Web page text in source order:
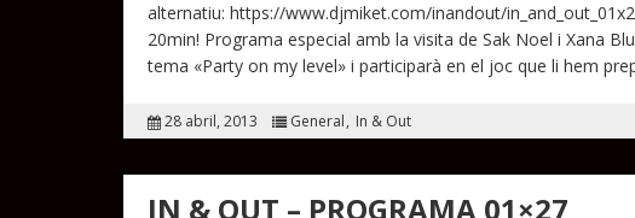
alternatiu: https://www.djmiket.com/inandout/
20min! Programa especial amb la visita de Sak Noel i Xana
tema «Party on my level» i participarà en el joc que li hem
28 abril, 2013 General In & Out
IN & OUT – PROGRAMA 01×27